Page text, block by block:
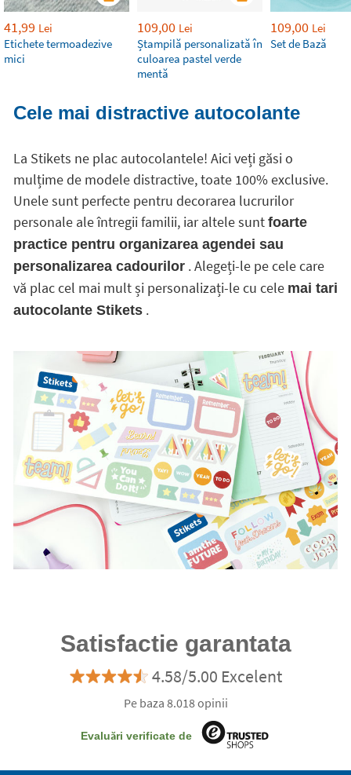
41,99 Lei
Etichete termoadezive
mici
109,00 Lei
Ștampilă personalizată în
culoarea pastel verde
mentă
109,00 Lei
Set de Bază
Cele mai distractive autocolante
La Stikets ne plac autocolantele! Aici veți găsi o
mulțime de modele distractive, toate 100% exclusive.
Unele sunt perfecte pentru decorarea lucrurilor
personale ale întregii familii, iar altele sunt foarte
practice pentru organizarea agendei sau
personalizarea cadourilor. Alegeți-le pe cele care
vă plac cel mai mult și personalizați-le cu cele mai tari
autocolante Stikets.
Satisfactie garantata
4.58/5.00 Excelent
Pe baza 8.018 opinii
Evaluări verificate de